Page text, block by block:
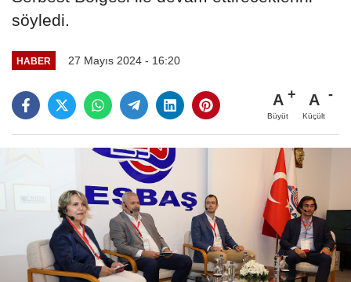
söyledi.
HABER 27 Mayıs 2024 - 16:20
A
Büyüt
A
Küçült